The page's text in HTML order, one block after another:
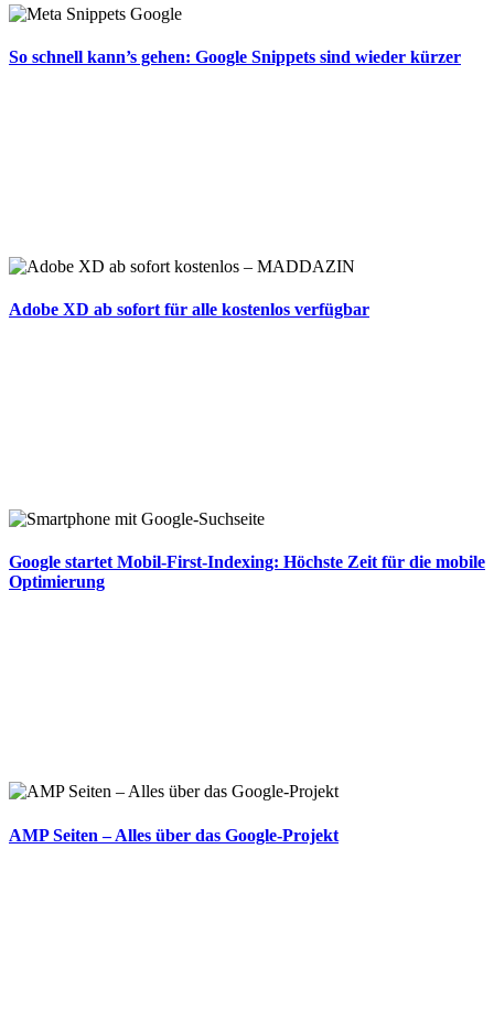
So schnell kann’s gehen: Google Snippets sind wieder kürzer
Adobe XD ab sofort für alle kostenlos verfügbar
Google startet Mobil-First-Indexing: Höchste Zeit für die mobile
Optimierung
AMP Seiten – Alles über das Google-Projekt